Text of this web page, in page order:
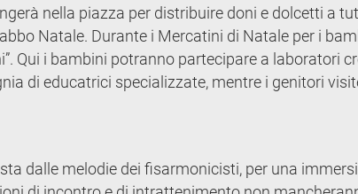
nella piazza per distribuire doni e dolcetti a
Natale. Durante i Mercatini di Natale per i
Qui i bambini potranno partecipare a laboratori
di educatrici specializzate, mentre i genitori
dalle melodie dei fisarmonicisti, per una